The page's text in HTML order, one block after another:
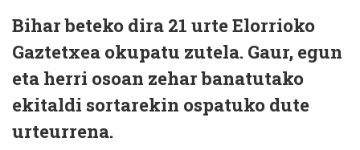
Bihar beteko dira 21 urte Elorrioko
Gaztetxea okupatu zutela. Gaur, egun
eta herri osoan zehar banatutako
ekitaldi sortarekin ospatuko dute
urteurrena.